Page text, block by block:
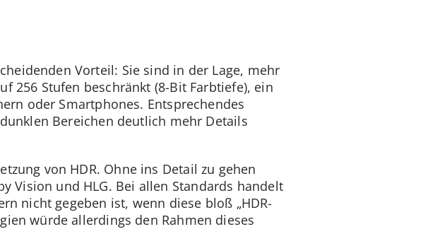
Vorteil: Sie sind in der Lage, mehr
256 Stufen beschränkt (8-Bit Farbtiefe), ein
oder Smartphones. Entsprechendes
Bereichen deutlich mehr Details
von HDR. Ohne ins Detail zu gehen
Vision und HLG. Bei allen Standards handelt
nicht gegeben ist, wenn diese bloß „HDR-
würde allerdings den Rahmen dieses